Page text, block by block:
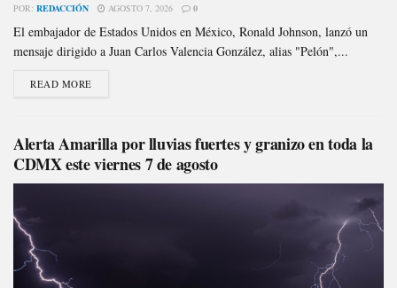
POR: REDACCIÓN AGOSTO 7, 2026 0
El embajador de Estados Unidos en México, Ronald Johnson, lanzó un
mensaje dirigido a Juan Carlos Valencia González, alias "Pelón",...
READ MORE
Alerta Amarilla por lluvias fuertes y granizo en toda la
CDMX este viernes 7 de agosto